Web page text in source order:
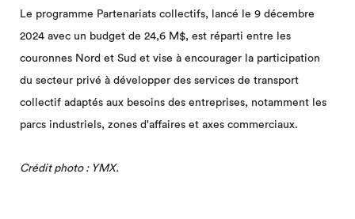
Le programme Partenariats collectifs, lancé le 9 décembre
2024 avec un budget de 24,6 M$, est réparti entre les
couronnes Nord et Sud et vise à encourager la participation
du secteur privé à développer des services de transport
collectif adaptés aux besoins des entreprises, notamment les
parcs industriels, zones d'affaires et axes commerciaux.
Crédit photo : YMX.